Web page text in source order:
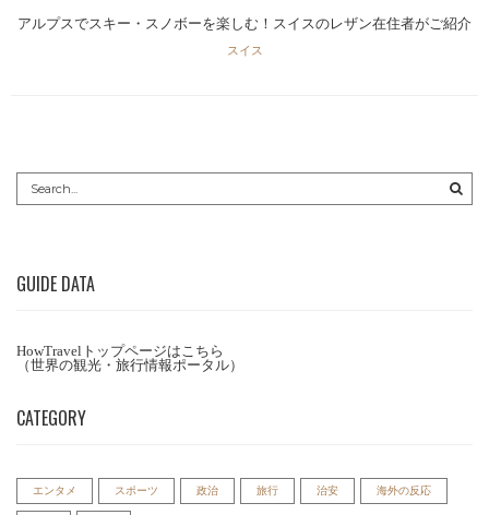
アルプスでスキー・スノボーを楽しむ！スイスのレザン在住者がご紹介
スイス
GUIDE DATA
HowTravelトップページはこちら
（世界の観光・旅行情報ポータル）
CATEGORY
エンタメ スポーツ 政治 旅行 治安 海外の反応